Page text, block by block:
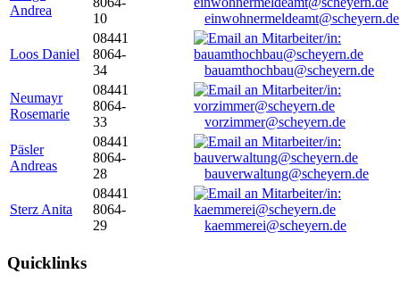
Andrea
10
einwohnermeldeamt@scheyern.de
Loos Daniel
08441
8064-
34
bauamthochbau@scheyern.de
Neumayr
Rosemarie
08441
8064-
33
vorzimmer@scheyern.de
Päsler
Andreas
08441
8064-
28
bauverwaltung@scheyern.de
Sterz Anita
08441
8064-
29
kaemmerei@scheyern.de
Quicklinks